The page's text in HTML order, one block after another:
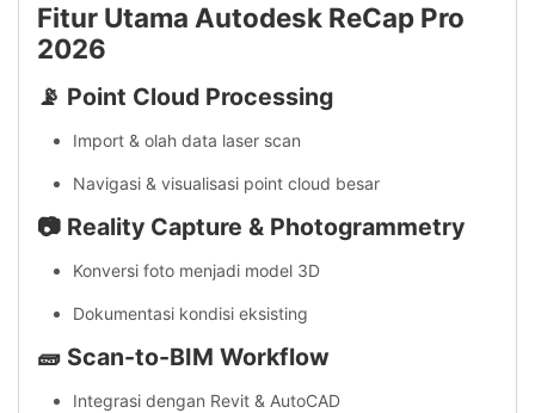
Fitur Utama Autodesk ReCap Pro
2026
📡 Point Cloud Processing
Import & olah data laser scan
Navigasi & visualisasi point cloud besar
📷 Reality Capture & Photogrammetry
Konversi foto menjadi model 3D
Dokumentasi kondisi eksisting
🧱 Scan-to-BIM Workflow
Integrasi dengan Revit & AutoCAD